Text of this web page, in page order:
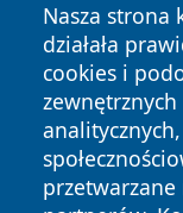
Nasza strona
działała
cookies i
przetwarzane
Copyright © 2026
zastrzeżone.